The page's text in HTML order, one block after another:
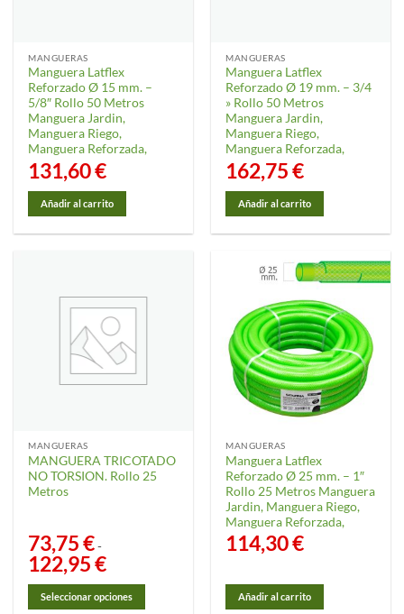
MANGUERAS
Manguera Latflex
Reforzado Ø 15 mm. –
5/8″ Rollo 50 Metros
Manguera Jardin,
Manguera Riego,
Manguera Reforzada,
131,60€
Añadir al carrito
MANGUERAS
Manguera Latflex
Reforzado Ø 19 mm. – 3/4
» Rollo 50 Metros
Manguera Jardin,
Manguera Riego,
Manguera Reforzada,
162,75€
Añadir al carrito
MANGUERAS
MANGUERA TRICOTADO
NO TORSION. Rollo 25
Metros
73,75€-
122,95€Rango
de
precios:
desde
73,75 €
Seleccionar opciones
MANGUERAS
Manguera Latflex
Reforzado Ø 25 mm. – 1″
Rollo 25 Metros Manguera
Jardin, Manguera Riego,
Manguera Reforzada,
114,30€
Añadir al carrito